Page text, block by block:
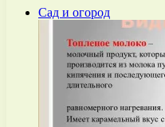
Сад и огород